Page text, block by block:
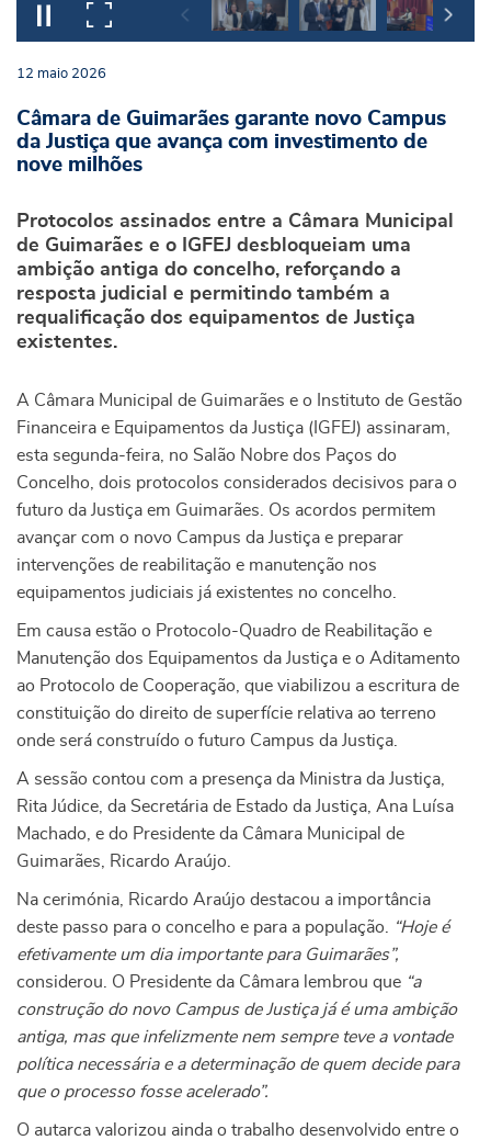
12 maio 2026
Câmara de Guimarães garante novo Campus
da Justiça que avança com investimento de
nove milhões
Protocolos assinados entre a Câmara Municipal
de Guimarães e o IGFEJ desbloqueiam uma
ambição antiga do concelho, reforçando a
resposta judicial e permitindo também a
requalificação dos equipamentos de Justiça
existentes.
A Câmara Municipal de Guimarães e o Instituto de Gestão
Financeira e Equipamentos da Justiça (IGFEJ) assinaram,
esta segunda-feira, no Salão Nobre dos Paços do
Concelho, dois protocolos considerados decisivos para o
futuro da Justiça em Guimarães. Os acordos permitem
avançar com o novo Campus da Justiça e preparar
intervenções de reabilitação e manutenção nos
equipamentos judiciais já existentes no concelho.
Em causa estão o Protocolo-Quadro de Reabilitação e
Manutenção dos Equipamentos da Justiça e o Aditamento
ao Protocolo de Cooperação, que viabilizou a escritura de
constituição do direito de superfície relativa ao terreno
onde será construído o futuro Campus da Justiça.
A sessão contou com a presença da Ministra da Justiça,
Rita Júdice, da Secretária de Estado da Justiça, Ana Luísa
Machado, e do Presidente da Câmara Municipal de
Guimarães, Ricardo Araújo.
Na cerimónia, Ricardo Araújo destacou a importância
deste passo para o concelho e para a população.
“Hoje é
efetivamente um dia importante para Guimarães”,
considerou. O Presidente da Câmara lembrou que “a
construção do novo Campus de Justiça já é uma ambição
antiga, mas que infelizmente nem sempre teve a vontade
política necessária e a determinação de quem decide para
que o processo fosse acelerado”.
O autarca valorizou ainda o trabalho desenvolvido entre o